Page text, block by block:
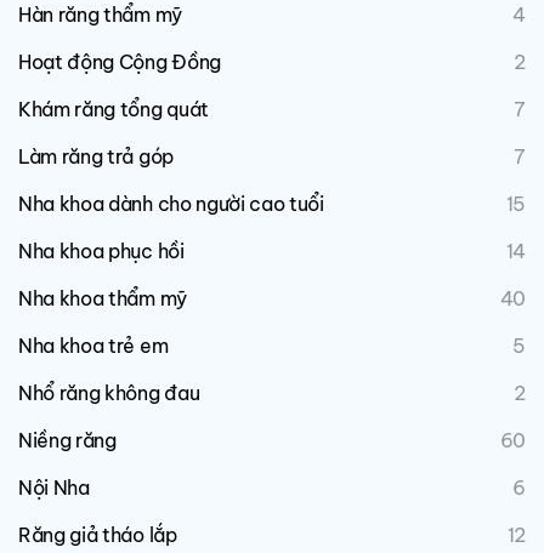
Hàn răng thẩm mỹ
4
Hoạt động Cộng Đồng
2
Khám răng tổng quát
7
Làm răng trả góp
7
Nha khoa dành cho người cao tuổi
15
Nha khoa phục hồi
14
Nha khoa thẩm mỹ
40
Nha khoa trẻ em
5
Nhổ răng không đau
2
Niềng răng
60
Nội Nha
6
Răng giả tháo lắp
12